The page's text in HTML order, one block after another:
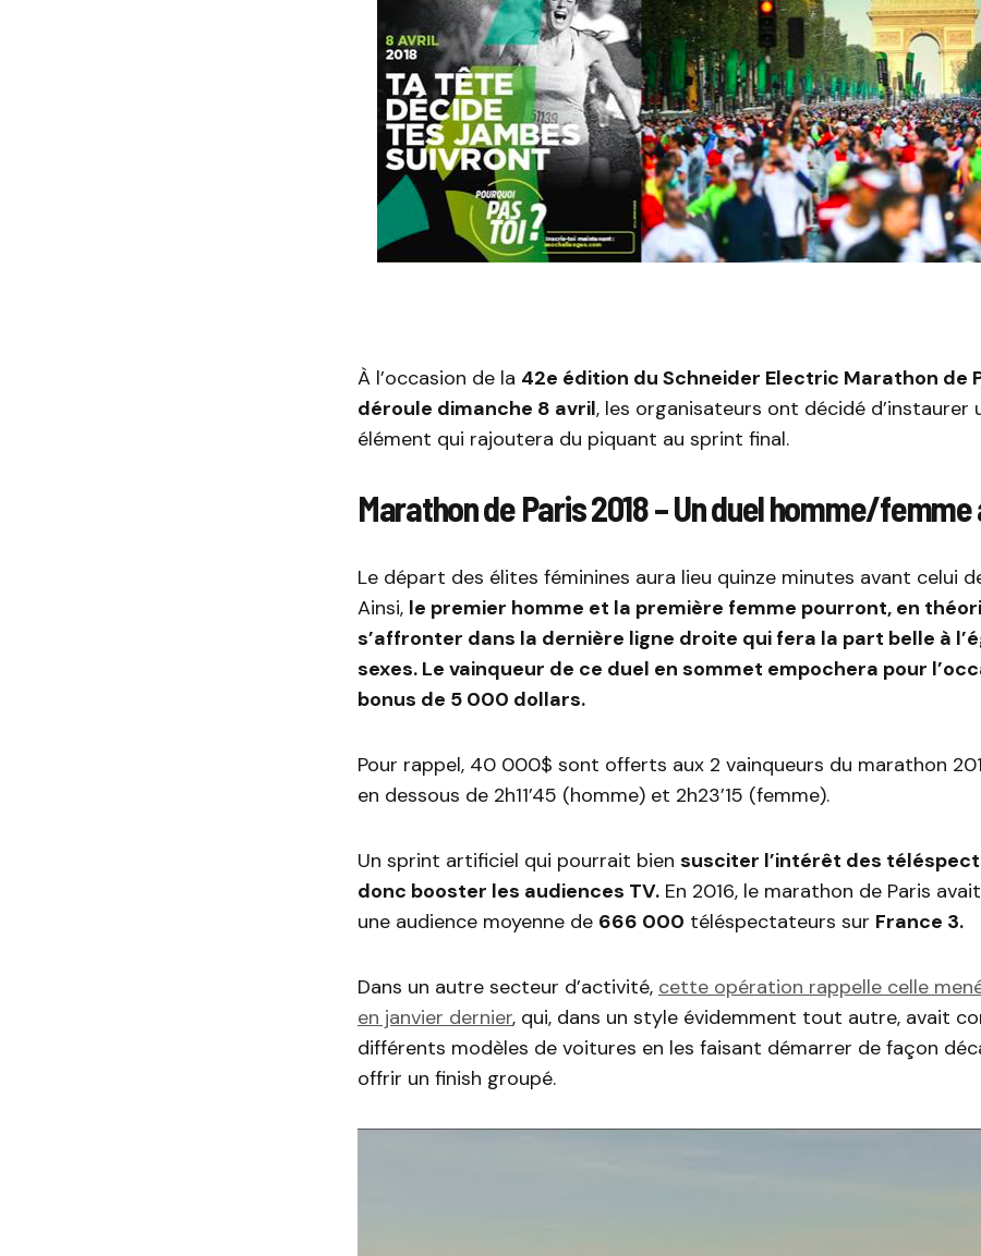
À l’occasion de la 42e édition du Schneider Electric Marathon de
déroule dimanche 8 avril, les organisateurs ont décidé d’instaurer
élément qui rajoutera du piquant au sprint final.
Marathon de Paris 2018 – Un duel homme/femme
Le départ des élites féminines aura lieu quinze minutes avant celui
Ainsi, le premier homme et la première femme pourront, en
s’affronter dans la dernière ligne droite qui fera la part belle à
sexes. Le vainqueur de ce duel en sommet empochera pour
bonus de 5 000 dollars.
Pour rappel, 40 000$ sont offerts aux 2 vainqueurs du marathon
en dessous de 2h11’45 (homme) et 2h23’15 (femme).
Un sprint artificiel qui pourrait bien susciter l’intérêt des
donc booster les audiences TV. En 2016, le marathon de Paris
une audience moyenne de 666 000 téléspectateurs sur France 3.
Dans un autre secteur d’activité, cette opération rappelle celle
en janvier dernier, qui, dans un style évidemment tout autre, avait
différents modèles de voitures en les faisant démarrer de façon
offrir un finish groupé.